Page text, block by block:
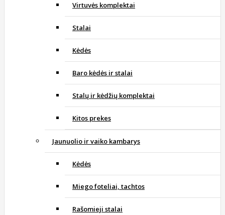
Virtuvės komplektai
Stalai
Kėdės
Baro kėdės ir stalai
Stalų ir kėdžių komplektai
Kitos prekes
Jaunuolio ir vaiko kambarys
Kėdės
Miego foteliai, tachtos
Rašomieji stalai